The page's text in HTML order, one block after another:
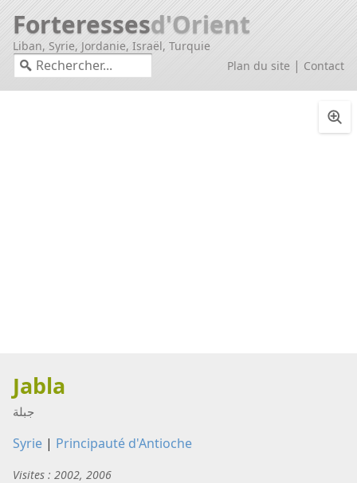
Forteressesd'Orient
Liban, Syrie, Jordanie, Israël, Turquie
Plan du site | Contact
Jabla
جبلة
Syrie | Principauté d'Antioche
Visites : 2002, 2006